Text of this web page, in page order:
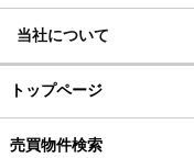
当社について
トップページ
売買物件検索